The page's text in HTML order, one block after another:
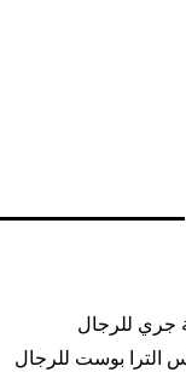
جري للرجال
الترا بوست للرجال